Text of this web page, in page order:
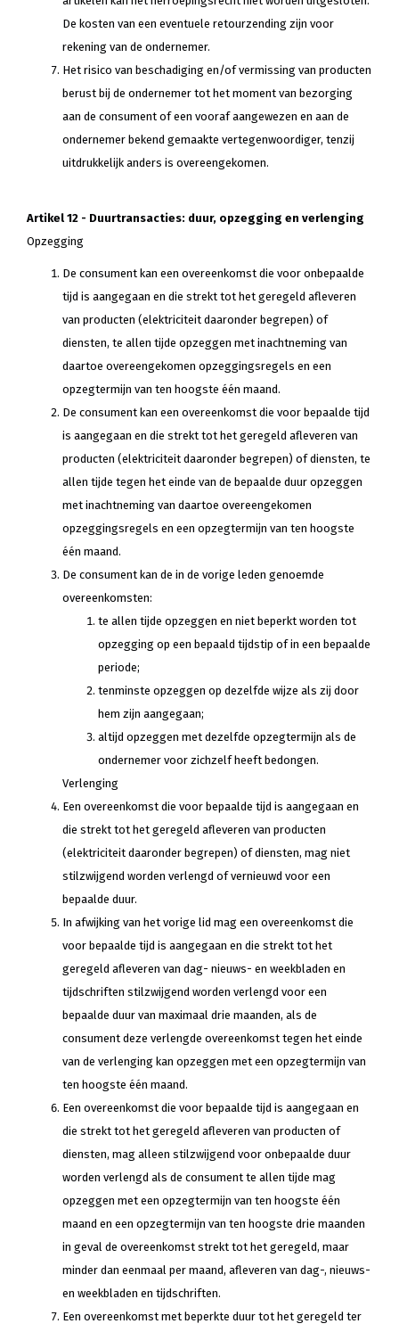
De kosten van een eventuele retourzending zijn voor
rekening van de ondernemer.
Het risico van beschadiging en/of vermissing van producten
berust bij de ondernemer tot het moment van bezorging
aan de consument of een vooraf aangewezen en aan de
ondernemer bekend gemaakte vertegenwoordiger, tenzij
uitdrukkelijk anders is overeengekomen.
Artikel 12 - Duurtransacties: duur, opzegging en verlenging
Opzegging
De consument kan een overeenkomst die voor onbepaalde
tijd is aangegaan en die strekt tot het geregeld afleveren
van producten (elektriciteit daaronder begrepen) of
diensten, te allen tijde opzeggen met inachtneming van
daartoe overeengekomen opzeggingsregels en een
opzegtermijn van ten hoogste één maand.
De consument kan een overeenkomst die voor bepaalde tijd
is aangegaan en die strekt tot het geregeld afleveren van
producten (elektriciteit daaronder begrepen) of diensten, te
allen tijde tegen het einde van de bepaalde duur opzeggen
met inachtneming van daartoe overeengekomen
opzeggingsregels en een opzegtermijn van ten hoogste
één maand.
De consument kan de in de vorige leden genoemde
overeenkomsten:
te allen tijde opzeggen en niet beperkt worden tot
opzegging op een bepaald tijdstip of in een bepaalde
periode;
tenminste opzeggen op dezelfde wijze als zij door
hem zijn aangegaan;
altijd opzeggen met dezelfde opzegtermijn als de
ondernemer voor zichzelf heeft bedongen.
Verlenging
Een overeenkomst die voor bepaalde tijd is aangegaan en
die strekt tot het geregeld afleveren van producten
(elektriciteit daaronder begrepen) of diensten, mag niet
stilzwijgend worden verlengd of vernieuwd voor een
bepaalde duur.
In afwijking van het vorige lid mag een overeenkomst die
voor bepaalde tijd is aangegaan en die strekt tot het
geregeld afleveren van dag- nieuws- en weekbladen en
tijdschriften stilzwijgend worden verlengd voor een
bepaalde duur van maximaal drie maanden, als de
consument deze verlengde overeenkomst tegen het einde
van de verlenging kan opzeggen met een opzegtermijn van
ten hoogste één maand.
Een overeenkomst die voor bepaalde tijd is aangegaan en
die strekt tot het geregeld afleveren van producten of
diensten, mag alleen stilzwijgend voor onbepaalde duur
worden verlengd als de consument te allen tijde mag
opzeggen met een opzegtermijn van ten hoogste één
maand en een opzegtermijn van ten hoogste drie maanden
in geval de overeenkomst strekt tot het geregeld, maar
minder dan eenmaal per maand, afleveren van dag-, nieuws-
en weekbladen en tijdschriften.
Een overeenkomst met beperkte duur tot het geregeld ter